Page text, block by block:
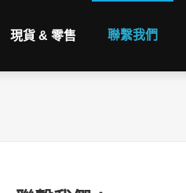
現貨 & 零售 聯繫我們